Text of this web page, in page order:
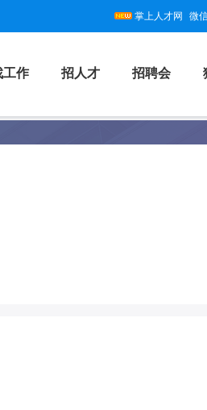
掌上人才网 微
工作 招人才 招聘会